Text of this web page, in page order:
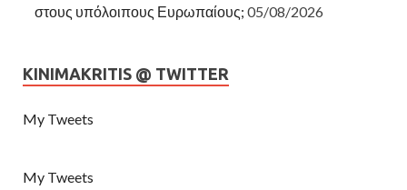
στους υπόλοιπους Ευρωπαίους; 05/08/2026
KINIMAKRITIS @ TWITTER
My Tweets
My Tweets